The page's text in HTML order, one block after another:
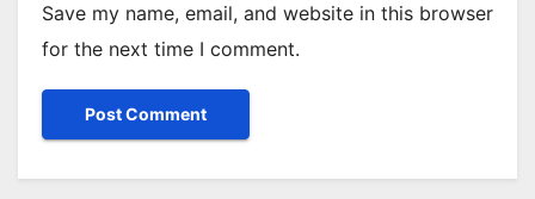
Save my name, email, and website in this browser
for the next time I comment.